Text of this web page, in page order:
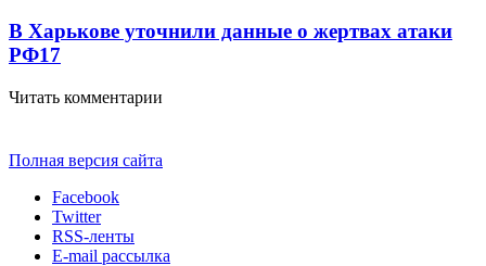
В Харькове уточнили данные о жертвах атаки
РФ17
Читать комментарии
Полная версия сайта
Facebook
Twitter
RSS-ленты
E-mail рассылка